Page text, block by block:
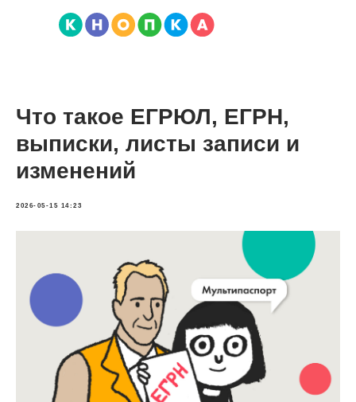
Что такое ЕГРЮЛ, ЕГРН,
выписки, листы записи и
изменений
2026-05-15 14:23